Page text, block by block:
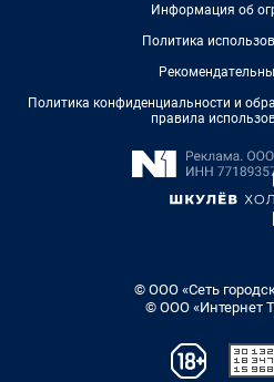
Информация об
Политика
Политика конфиденциальности и
правила
© ООО «Сеть
© ООО «Интернет